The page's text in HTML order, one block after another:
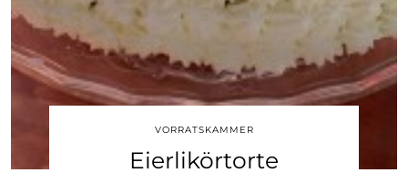
VORRATSKAMMER
Eierlikörtorte